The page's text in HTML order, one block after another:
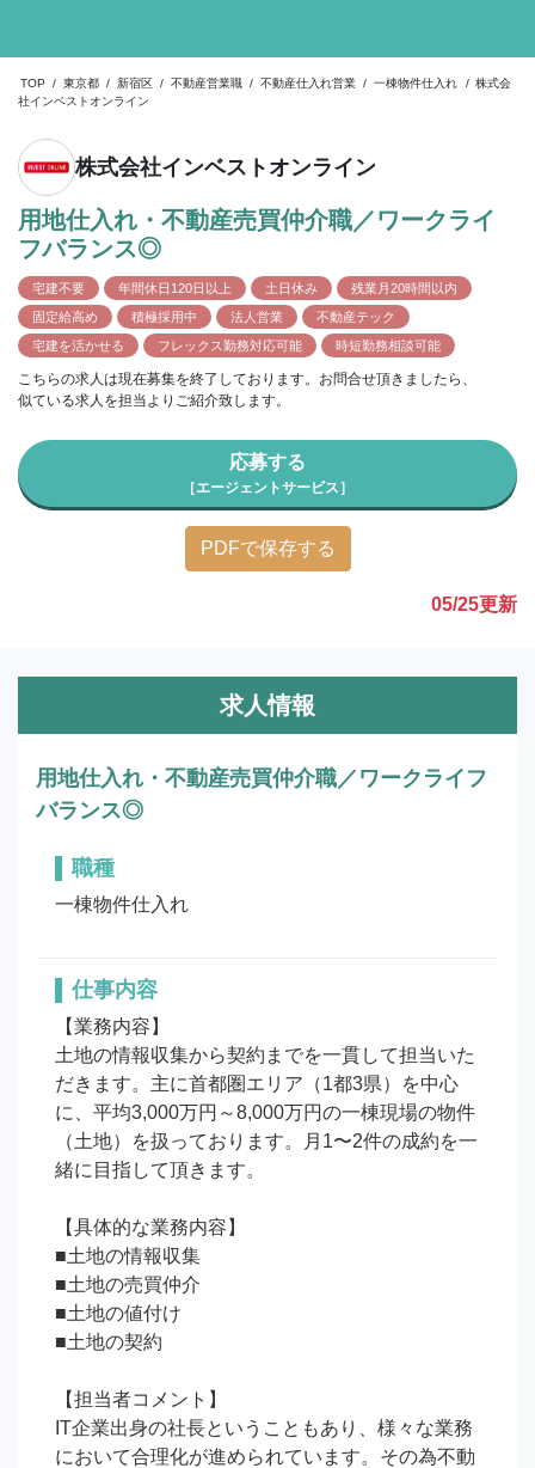
TOP / 東京都 / 新宿区 / 不動産営業職 / 不動産仕入れ営業 / 一棟物件仕入れ / 株式会
社インベストオンライン
株式会社インベストオンライン
用地仕入れ・不動産売買仲介職／ワークライ
フバランス◎
宅建不要 年間休日120日以上 土日休み
残業月20時間以内
固定給高め
積極採用中 法人営業
不動産テック
宅建を活かせる
フレックス勤務対応可能 時短勤務相談可能
こちらの求人は現在募集を終了しております。お問合せ頂きましたら、
似ている求人を担当よりご紹介致します。
応募する
［エージェントサービス］
PDFで保存する
05/25更新
求人情報
用地仕入れ・不動産売買仲介職／ワークライフ
バランス◎
職種
一棟物件仕入れ
仕事内容
【業務内容】
土地の情報収集から契約までを一貫して担当いた
だきます。主に首都圏エリア（1都3県）を中心
に、平均3,000万円～8,000万円の一棟現場の物件
（土地）を扱っております。月1〜2件の成約を一
緒に目指して頂きます。
【具体的な業務内容】
■土地の情報収集
■土地の売買仲介
■土地の値付け
■土地の契約
【担当者コメント】
IT企業出身の社長ということもあり、様々な業務
において合理化が進められています。その為不動